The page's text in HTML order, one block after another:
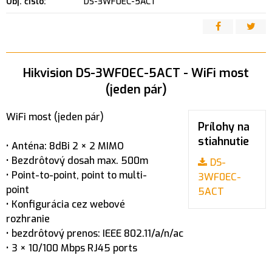
Hikvision DS-3WF0EC-5ACT - WiFi most
(jeden pár)
Prílohy na
stiahnutie
DS-
3WF0EC-
5ACT
WiFi most (jeden pár)
• Anténa: 8dBi 2 × 2 MIMO
• Bezdrôtový dosah max. 500m
• Point-to-point, point to multi-
point
• Konfigurácia cez webové
rozhranie
• bezdrôtový prenos: IEEE 802.11/a/n/ac
• 3 × 10/100 Mbps RJ45 ports